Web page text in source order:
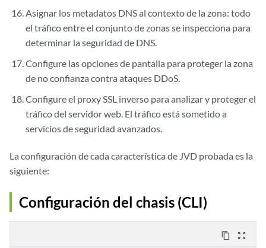
Asignar los metadatos DNS al contexto de la zona: todo
el tráfico entre el conjunto de zonas se inspecciona para
determinar la seguridad de DNS.
Configure las opciones de pantalla para proteger la zona
de no confianza contra ataques DDoS.
Configure el proxy SSL inverso para analizar y proteger el
tráfico del servidor web. El tráfico está sometido a
servicios de seguridad avanzados.
La configuración de cada característica de JVD probada es la
siguiente:
Configuración del chasis (CLI)
content_copy zoom_out_map